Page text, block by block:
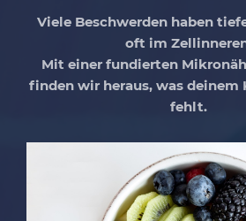
Viele Beschwerden haben
oft im
Mit einer fundierten
finden wir heraus, was
fehlt.